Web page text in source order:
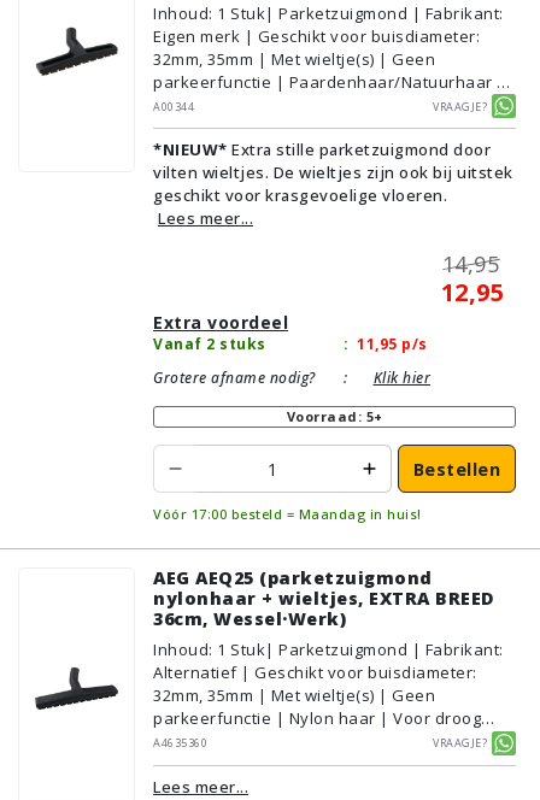
Inhoud: 1 Stuk| Parketzuigmond | Fabrikant:
Eigen merk | Geschikt voor buisdiameter:
32mm, 35mm | Met wieltje(s) | Geen
parkeerfunctie | Paardenhaar/Natuurhaar |
Voor droog gebruik | Breedte: 30cm | Zonder
verlichting | Zonder kliksysteem | Zwart |
Alternatief | Geschikt voor vloertype:
Plavuizen/Tegels, Parket/Laminaat, PVC/Vinyl
A00344 Vraagje?
*NIEUW* Extra stille parketzuigmond door
vilten wieltjes. De wieltjes zijn ook bij uitstek
geschikt voor krasgevoelige vloeren.
Lees meer...
14,95
12,95
Extra voordeel
Vanaf 2 stuks : 11,95 p/s
Grotere afname nodig?
: Klik hier
Voorraad: 5+
Bestellen
Vóór 17:00 besteld = Maandag in huis!
AEG AEQ25 (parketzuigmond
nylonhaar + wieltjes, EXTRA BREED
36cm, Wessel·Werk)
Inhoud: 1 Stuk| Parketzuigmond | Fabrikant:
Alternatief | Geschikt voor buisdiameter:
32mm, 35mm | Met wieltje(s) | Geen
parkeerfunctie | Nylon haar | Voor droog
gebruik | Breedte: 36cm | Zonder verlichting |
Zonder kliksysteem | Zwart | Wessel·Werk |
Geschikt voor vloertype: Plavuizen/Tegels,
A4635360 Vraagje?
Lees meer...